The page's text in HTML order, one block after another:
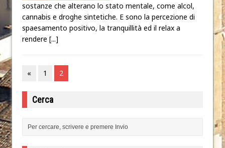
sostanze che alterano lo stato mentale, come alcol,
cannabis e droghe sintetiche. E sono la percezione di
spaesamento positivo, la tranquillità ed il relax a
rendere [...]
« 1 2
Cerca